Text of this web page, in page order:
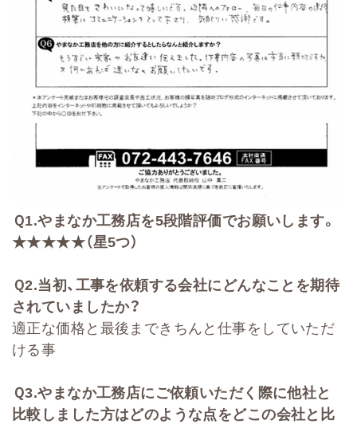
Ｑ1.やまなか工務店を5段階評価でお願いします。
★★★★★（星5つ）
Ｑ2.当初、工事を依頼する会社にどんなことを期待
されていましたか？
適正な価格と最後まできちんと仕事をしていただ
ける事
Ｑ3.やまなか工務店にご依頼いただく際に他社と
比較しました方はどのような点をどこの会社と比